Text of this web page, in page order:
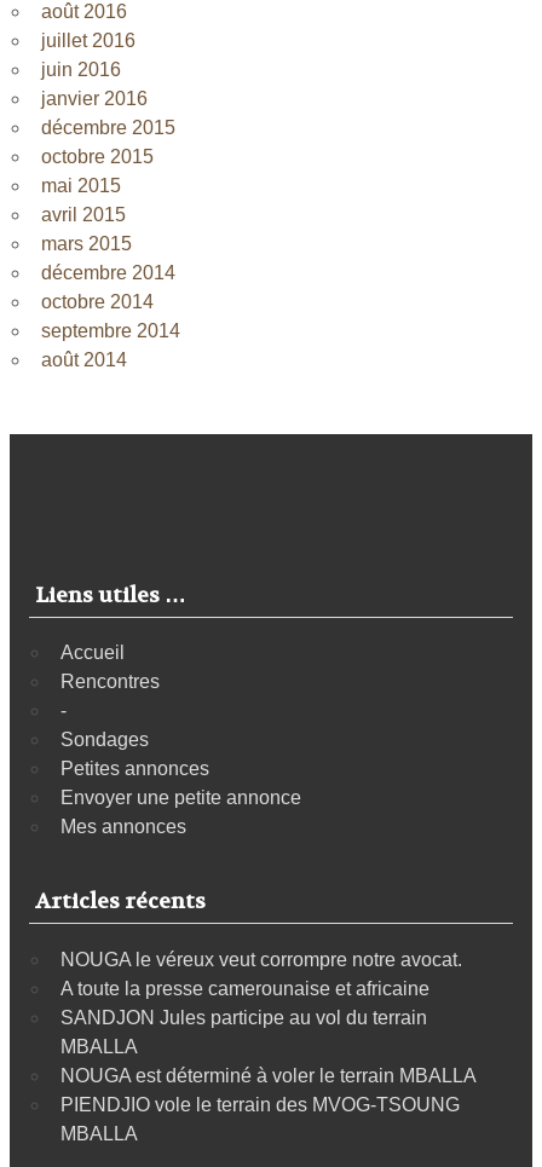
août 2016
juillet 2016
juin 2016
janvier 2016
décembre 2015
octobre 2015
mai 2015
avril 2015
mars 2015
décembre 2014
octobre 2014
septembre 2014
août 2014
Liens utiles …
Accueil
Rencontres
-
Sondages
Petites annonces
Envoyer une petite annonce
Mes annonces
Articles récents
NOUGA le véreux veut corrompre notre avocat.
A toute la presse camerounaise et africaine
SANDJON Jules participe au vol du terrain
MBALLA
NOUGA est déterminé à voler le terrain MBALLA
PIENDJIO vole le terrain des MVOG-TSOUNG
MBALLA